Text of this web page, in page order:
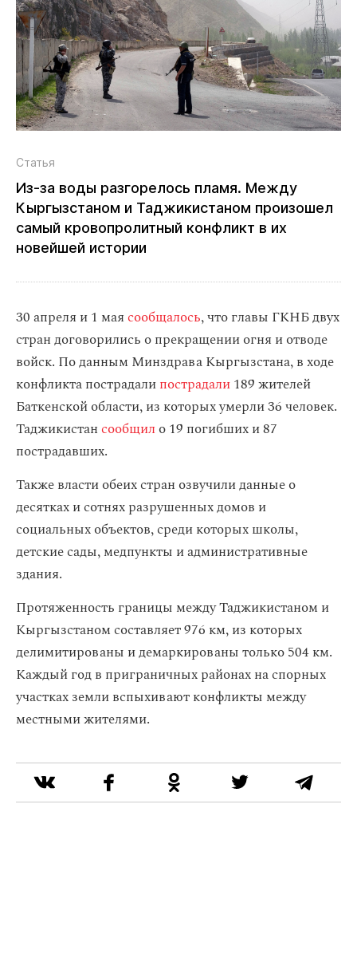
Статья
Из‑за воды разгорелось пламя. Между
Кыргызстаном и Таджикистаном произошел
самый кровопролитный конфликт в их
новейшей истории
30 апреля и 1 маясообщалось, что главы ГКНБ двух
стран договорились о прекращении огня и отводе
войск. По данным Минздрава Кыргызстана, в ходе
конфликта пострадалипострадали189 жителей
Баткенской области, из которых умерли 36 человек.
Таджикистансообщил о 19 погибших и 87
пострадавших.
Также власти обеих стран озвучили данные о
десятках и сотнях разрушенных домов и
социальных объектов, среди которых школы,
детские сады, медпункты и административные
здания.
Протяженность границы между Таджикистаном и
Кыргызстаном составляет 976 км, из которых
делимитированы и демаркированы только 504 км.
Каждый год в приграничных районах на спорных
участках земли вспыхивают конфликты между
местными жителями.